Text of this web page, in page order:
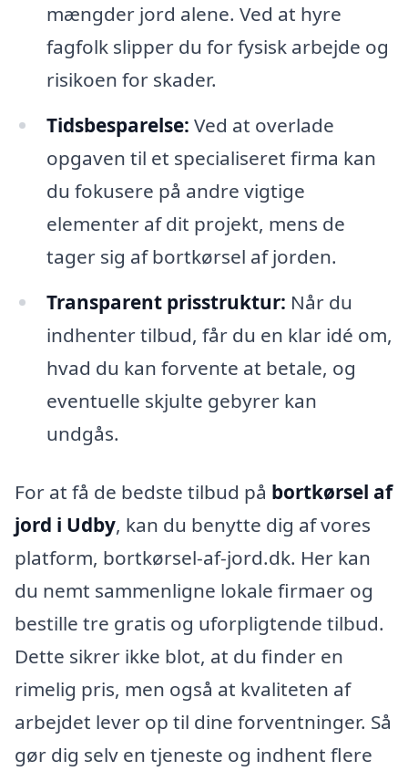
mængder jord alene. Ved at hyre
fagfolk slipper du for fysisk arbejde og
risikoen for skader.
Tidsbesparelse: Ved at overlade
opgaven til et specialiseret firma kan
du fokusere på andre vigtige
elementer af dit projekt, mens de
tager sig af bortkørsel af jorden.
Transparent prisstruktur: Når du
indhenter tilbud, får du en klar idé om,
hvad du kan forvente at betale, og
eventuelle skjulte gebyrer kan
undgås.
For at få de bedste tilbud på bortkørsel af
jord i Udby, kan du benytte dig af vores
platform, bortkørsel-af-jord.dk. Her kan
du nemt sammenligne lokale firmaer og
bestille tre gratis og uforpligtende tilbud.
Dette sikrer ikke blot, at du finder en
rimelig pris, men også at kvaliteten af
arbejdet lever op til dine forventninger. Så
gør dig selv en tjeneste og indhent flere